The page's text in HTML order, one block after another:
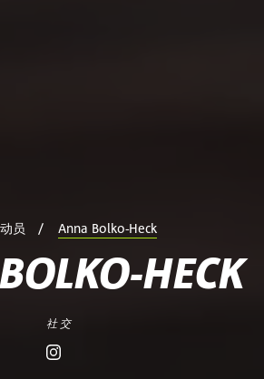
员 Anna Bolko-Heck
HECK
社交